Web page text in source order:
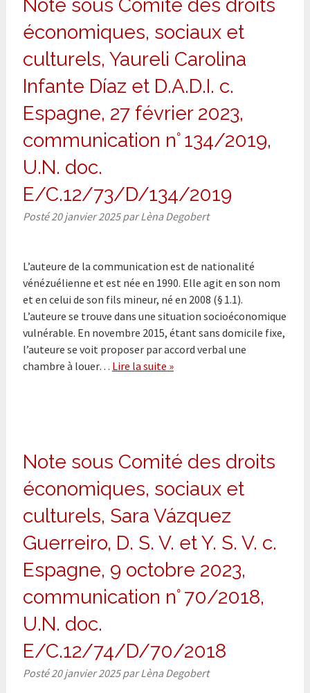
Note sous Comité des droits
économiques, sociaux et
culturels, Yaureli Carolina
Infante Díaz et D.A.D.I. c.
Espagne, 27 février 2023,
communication n° 134/2019,
U.N. doc.
E/C.12/73/D/134/2019
Posté20 janvier 2025 par Lèna Degobert
L’auteure de la communication est de nationalité
vénézuélienne et est née en 1990. Elle agit en son nom
et en celui de son fils mineur, né en 2008 (§ 1.1).
L’auteure se trouve dans une situation socioéconomique
vulnérable. En novembre 2015, étant sans domicile fixe,
l’auteure se voit proposer par accord verbal une
chambre à louer… Lire la suite »
Note sous Comité des droits
économiques, sociaux et
culturels, Sara Vázquez
Guerreiro, D. S. V. et Y. S. V. c.
Espagne, 9 octobre 2023,
communication n° 70/2018,
U.N. doc.
E/C.12/74/D/70/2018
Posté20 janvier 2025 par Lèna Degobert